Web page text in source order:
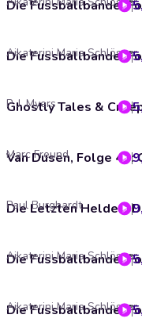
Aikaterini Maria Schlösser
P. J. Myers
Marc Freund
Paul Burghardt
Aikaterini Maria Schlösser
Aikaterini Maria Schlösser